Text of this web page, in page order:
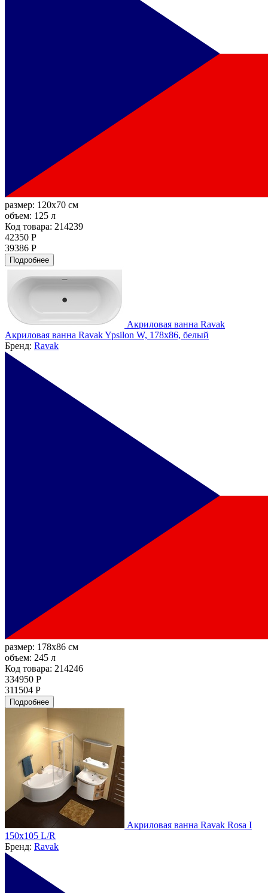
размер: 120x70 см
объем: 125 л
Код товара: 214239
42350 Р
39386 Р
Подробнее
Акриловая ванна Ravak
Акриловая ванна Ravak Ypsilon W, 178x86, белый
Бренд: Ravak
размер: 178x86 см
объем: 245 л
Код товара: 214246
334950 Р
311504 Р
Подробнее
Акриловая ванна Ravak Rosa I
150x105 L/R
Бренд: Ravak